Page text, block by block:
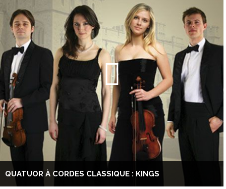
QUATUOR À CORDES CLASSIQUE : KINGS